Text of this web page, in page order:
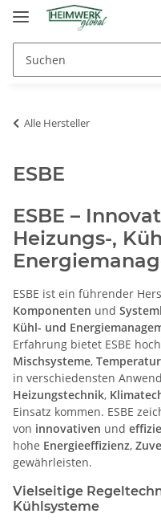
Alle Hersteller
ESBE
ESBE –
Heizungs-,
ESBE ist ein führender
Komponenten und
Kühl- und
Erfahrung bietet ESBE
Mischsysteme,
in verschiedensten
Heizungstechnik,
Einsatz kommen. ESBE
von innovativen und
hohe Energieeffizienz,
gewährleisten.
Vielseitige
Kühlsysteme